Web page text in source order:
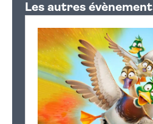
−
Les autres